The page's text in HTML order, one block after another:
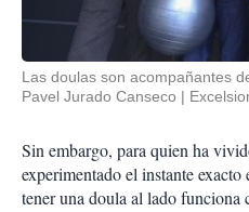
Las doulas son acompañantes
Pavel Jurado Canseco
Sin embargo, para quien ha
experimentado el instante
tener una doula al lado funciona